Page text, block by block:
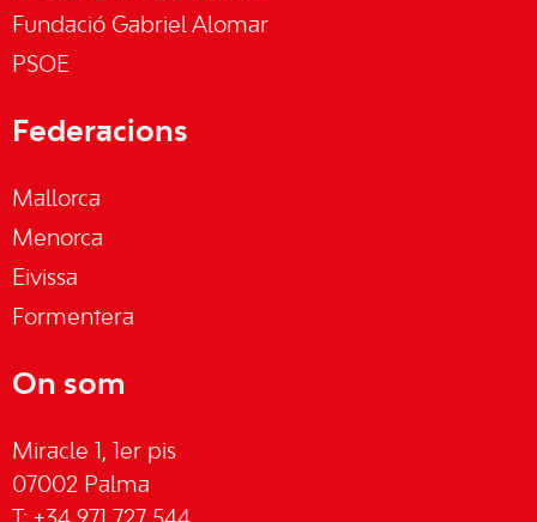
Fundació Gabriel Alomar
PSOE
Federacions
Mallorca
Menorca
Eivissa
Formentera
On som
Miracle 1, 1er pis
07002 Palma